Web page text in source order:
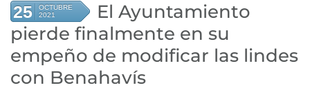
25
OCTUBRE
2021
El Ayuntamiento
pierde finalmente en su
empeño de modificar las lindes
con Benahavís